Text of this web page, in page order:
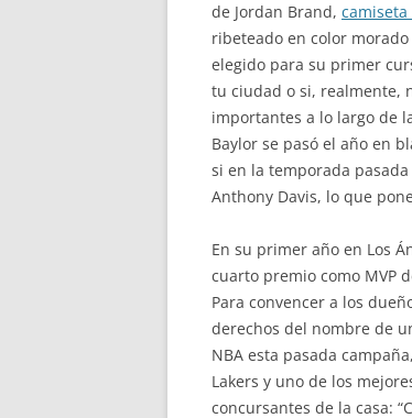
de Jordan Brand,
ribeteado en color
elegido para su primer
tu ciudad o si, realmente,
importantes a lo largo de
Baylor se pasó el año en
si en la temporada
Anthony Davis, lo que
En su primer año en Los
cuarto premio como MVP
Para convencer a los
derechos del nombre de
NBA esta pasada
Lakers y uno de los
concursantes de la casa: